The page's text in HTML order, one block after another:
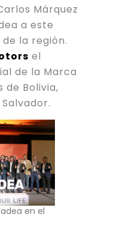
Márquez
a este
la región.
el
de la Marca
de Bolivia,
en el